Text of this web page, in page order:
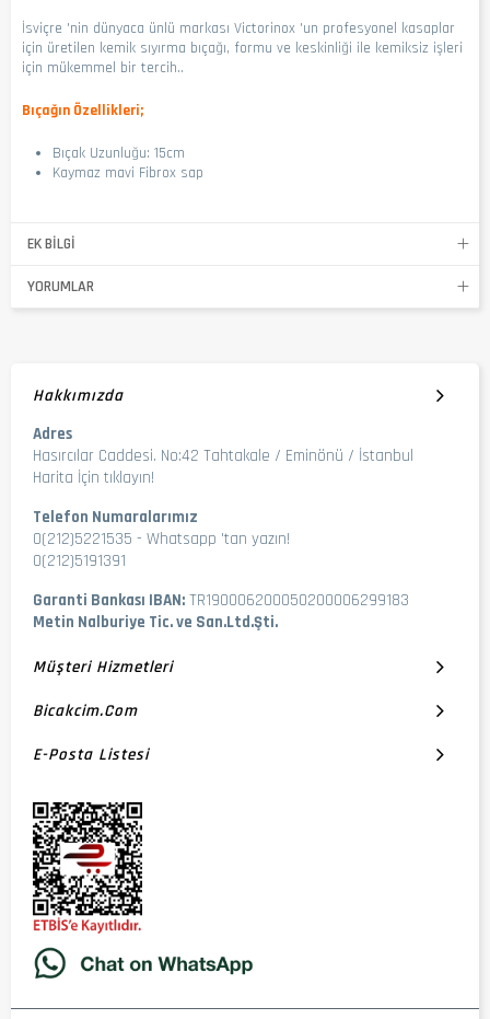
İsviçre 'nin dünyaca ünlü markası Victorinox 'un profesyonel kasaplar
için üretilen kemik sıyırma bıçağı, formu ve keskinliği ile kemiksiz işleri
için mükemmel bir tercih..
Bıçağın Özellikleri;
Bıçak Uzunluğu: 15cm
Kaymaz mavi Fibrox sap
EK BILGI
YORUMLAR
Hakkımızda
Adres
Hasırcılar Caddesi. No:42 Tahtakale / Eminönü / İstanbul
Harita İçin tıklayın!
Telefon Numaralarımız
0(212)5221535 - Whatsapp 'tan yazın!
0(212)5191391
Garanti Bankası IBAN: TR190006200050200006299183
Metin Nalburiye Tic. ve San.Ltd.Şti.
Müşteri Hizmetleri
Bicakcim.com
E-Posta Listesi